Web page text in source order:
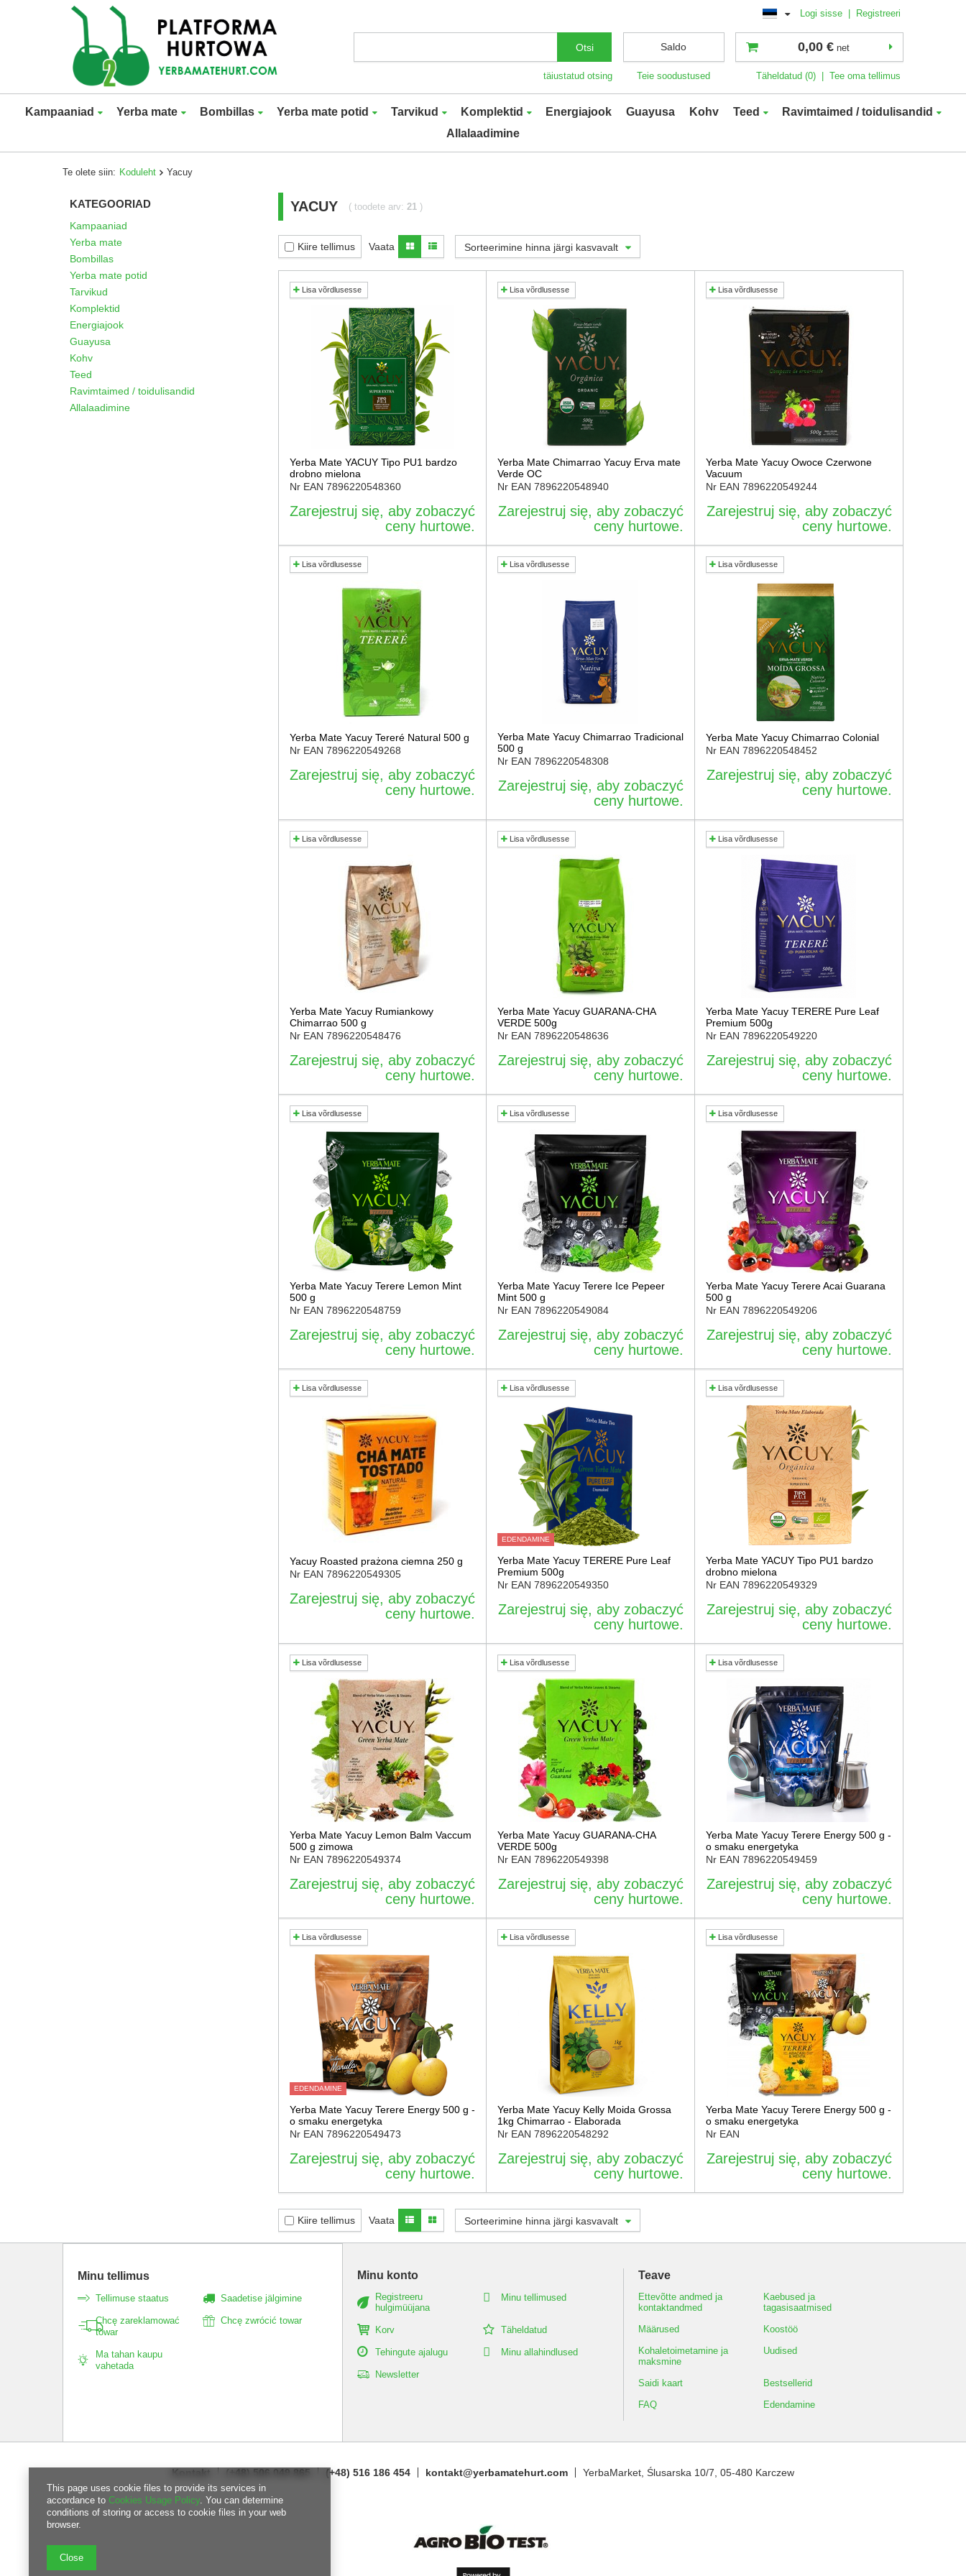
Logi sisse | Registreeri
Otsi
täiustatud otsing
Saldo
Teie soodustused
0,00 €net
Täheldatud (0) Tee oma tellimus
Kampaaniad Yerba mate Bombillas Yerba mate potid Tarvikud Komplektid Energiajook Guayusa Kohv Teed
Ravimtaimed / toidulisandid
Allalaadimine
Te olete siin: Koduleht Yacuy
KATEGOORIAD
Kampaaniad
Yerba mate
Bombillas
Yerba mate potid
Tarvikud
Komplektid
Energiajook
Guayusa
Kohv
Teed
Ravimtaimed / toidulisandid
Allalaadimine
YACUY ( toodete arv: 21 )
Kiire tellimus Vaata Sorteerimine hinna järgi kasvavalt
Lisa võrdlusesse
Yerba Mate YACUY Tipo PU1 bardzo
drobno mielona
Nr EAN 7896220548360
Zarejestruj się, aby zobaczyć
ceny hurtowe.
Lisa võrdlusesse
Yerba Mate Chimarrao Yacuy Erva mate
Verde OC
Nr EAN 7896220548940
Zarejestruj się, aby zobaczyć
ceny hurtowe.
Lisa võrdlusesse
Yerba Mate Yacuy Owoce Czerwone
Vacuum
Nr EAN 7896220549244
Zarejestruj się, aby zobaczyć
ceny hurtowe.
Lisa võrdlusesse
Yerba Mate Yacuy Tereré Natural 500 g
Nr EAN 7896220549268
Zarejestruj się, aby zobaczyć
ceny hurtowe.
Lisa võrdlusesse
Yerba Mate Yacuy Chimarrao Tradicional
500 g
Nr EAN 7896220548308
Zarejestruj się, aby zobaczyć
ceny hurtowe.
Lisa võrdlusesse
Yerba Mate Yacuy Chimarrao Colonial
Nr EAN 7896220548452
Zarejestruj się, aby zobaczyć
ceny hurtowe.
Lisa võrdlusesse
Yerba Mate Yacuy Rumiankowy
Chimarrao 500 g
Nr EAN 7896220548476
Zarejestruj się, aby zobaczyć
ceny hurtowe.
Lisa võrdlusesse
Yerba Mate Yacuy GUARANA-CHA
VERDE 500g
Nr EAN 7896220548636
Zarejestruj się, aby zobaczyć
ceny hurtowe.
Lisa võrdlusesse
Yerba Mate Yacuy TERERE Pure Leaf
Premium 500g
Nr EAN 7896220549220
Zarejestruj się, aby zobaczyć
ceny hurtowe.
Lisa võrdlusesse
Yerba Mate Yacuy Terere Lemon Mint
500 g
Nr EAN 7896220548759
Zarejestruj się, aby zobaczyć
ceny hurtowe.
Lisa võrdlusesse
Yerba Mate Yacuy Terere Ice Pepeer
Mint 500 g
Nr EAN 7896220549084
Zarejestruj się, aby zobaczyć
ceny hurtowe.
Lisa võrdlusesse
Yerba Mate Yacuy Terere Acai Guarana
500 g
Nr EAN 7896220549206
Zarejestruj się, aby zobaczyć
ceny hurtowe.
Lisa võrdlusesse
Yacuy Roasted prażona ciemna 250 g
Nr EAN 7896220549305
Zarejestruj się, aby zobaczyć
ceny hurtowe.
Lisa võrdlusesse
EDENDAMINE
Yerba Mate Yacuy TERERE Pure Leaf
Premium 500g
Nr EAN 7896220549350
Zarejestruj się, aby zobaczyć
ceny hurtowe.
Lisa võrdlusesse
Yerba Mate YACUY Tipo PU1 bardzo
drobno mielona
Nr EAN 7896220549329
Zarejestruj się, aby zobaczyć
ceny hurtowe.
Lisa võrdlusesse
Yerba Mate Yacuy Lemon Balm Vaccum
500 g zimowa
Nr EAN 7896220549374
Zarejestruj się, aby zobaczyć
ceny hurtowe.
Lisa võrdlusesse
Yerba Mate Yacuy GUARANA-CHA
VERDE 500g
Nr EAN 7896220549398
Zarejestruj się, aby zobaczyć
ceny hurtowe.
Lisa võrdlusesse
Yerba Mate Yacuy Terere Energy 500 g -
o smaku energetyka
Nr EAN 7896220549459
Zarejestruj się, aby zobaczyć
ceny hurtowe.
Lisa võrdlusesse
EDENDAMINE
Yerba Mate Yacuy Terere Energy 500 g -
o smaku energetyka
Nr EAN 7896220549473
Zarejestruj się, aby zobaczyć
ceny hurtowe.
Lisa võrdlusesse
Yerba Mate Yacuy Kelly Moida Grossa
1kg Chimarrao - Elaborada
Nr EAN 7896220548292
Zarejestruj się, aby zobaczyć
ceny hurtowe.
Lisa võrdlusesse
Yerba Mate Yacuy Terere Energy 500 g -
o smaku energetyka
Nr EAN
Zarejestruj się, aby zobaczyć
ceny hurtowe.
Kiire tellimus Vaata Sorteerimine hinna järgi kasvavalt
Minu tellimus
Tellimuse staatus Saadetise jälgimine
Chcę zareklamować
towar
Chcę zwrócić towar
Ma tahan kaupu
vahetada
Minu konto
Registreeru
hulgimüüjana
Minu tellimused
Korv Täheldatud
Tehingute ajalugu Minu allahindlused
Newsletter
Teave
Ettevõtte andmed ja
kontaktandmed
Kaebused ja
tagasisaatmised
Määrused
Koostöö
Kohaletoimetamine ja
maksmine
Uudised
Saidi kaart
Bestsellerid
FAQ
Edendamine
Kontakt (+48) 506 049 865 (+48) 516 186 454 kontakt@yerbamatehurt.com YerbaMarket Ślusarska 10/7 05-480 Karczew
This page uses cookie files to provide its services in
accordance to Cookies Usage Policy. You can determine
conditions of storing or access to cookie files in your web
browser.
Close